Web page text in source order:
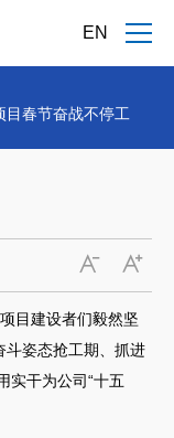
EN
目春节奋战不停工
目建设者们毅然坚
斗姿态抢工期、抓进
实干为公司“十五